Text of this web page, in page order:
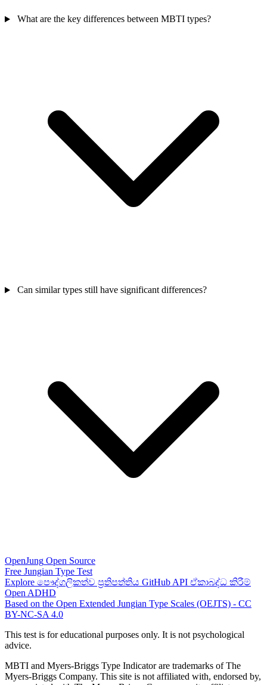
What are the key differences between MBTI types?
Can similar types still have significant differences?
OpenJung Open Source
Free Jungian Type Test
Explore පෞද්ගලිකත්ව ප්‍රතිපත්තිය GitHubAPI ඒකාබද්ධ කිරීම්
Open ADHD
Based on the Open Extended Jungian Type Scales (OEJTS) - CC
BY-NC-SA 4.0
This test is for educational purposes only. It is not psychological
advice.
MBTI and Myers-Briggs Type Indicator are trademarks of The
Myers-Briggs Company. This site is not affiliated with, endorsed by,